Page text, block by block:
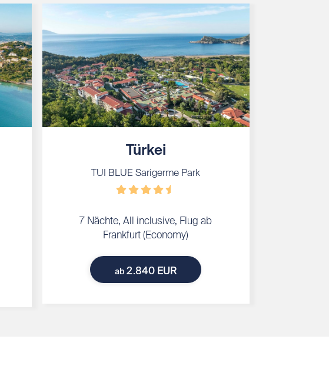
Türkei
TUI BLUE Sarigerme Park
7 Nächte, All inclusive, Flug ab
Frankfurt (Economy)
ab 2.840 EUR